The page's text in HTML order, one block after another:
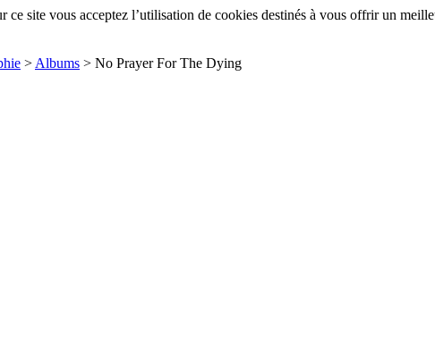
site vous acceptez l’utilisation de cookies destinés à vous offrir un
> Albums > No Prayer For The Dying